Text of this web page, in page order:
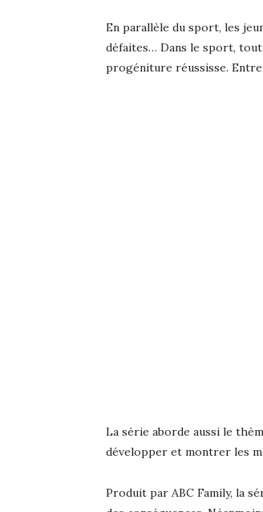
En parallèle du sport, les
défaites… Dans le sport, tout
progéniture réussisse.
La série aborde aussi le
développer et montrer les
Produit par ABC Family, la